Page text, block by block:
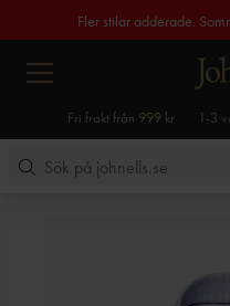
Fler stilar adderade.
Fri frakt från 999 kr 1-3